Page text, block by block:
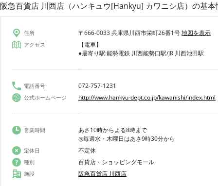
阪急百貨店 川西店（ハンキュウ[Hankyu] カワニシ店） の基本
住所 〒666-0033 兵庫県川西市栄町26番1号地図を表示
アクセス
【電車】
●最寄り駅:能勢電鉄 川西能勢口駅/JR 川西池田駅
電話番号 072-757-1231
公式ホームページ http://www.hankyu-dept.co.jp/kawanishi/index.html
営業時間
あさ10時からよる8時まで
◎毎週水・木曜日はあさ9時30分から
定休日 不定休
種別 百貨店・ショッピングモール
施設 阪急百貨店 川西店